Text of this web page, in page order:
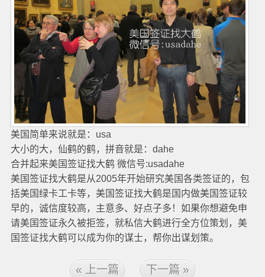
美国简单来说就是：usa
大小的大，仙鹤的鹤，拼音就是：dahe
合并起来美国签证找大鹤 微信号:usadahe
美国签证找大鹤是从2005年开始研究美国各类签证的，包
括美国绿卡工卡等，美国签证找大鹤是国内做美国签证较
早的，诚信度较高，主意多、好点子多！如果你想避免申
请美国签证永久被拒签，就私信大鹤进行全方位策划，美
国签证找大鹤可以成为你的谋士，帮你出谋划策。
« 上一篇 下一篇 »